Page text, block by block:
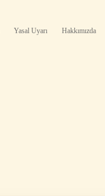
Yasal Uyarı Hakkımızda